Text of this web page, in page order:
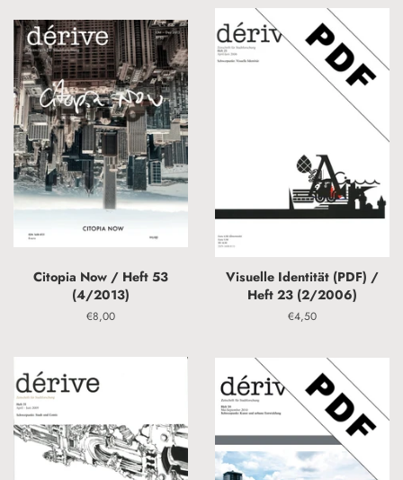
Citopia Now / Heft 53
(4/2013)
Normaler
€8,00
Visuelle Identität (PDF) /
Heft 23 (2/2006)
Normaler
€4,50